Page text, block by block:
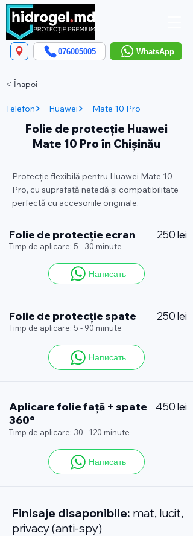
WhatsApp
076005005
< Înapoi
Telefon Huawei Mate 10 Pro
Folie de protecție Huawei
Mate 10 Pro în Chișinău
Protecție flexibilă pentru Huawei Mate 10
Pro, cu suprafață netedă și compatibilitate
perfectă cu accesoriile originale.
Folie de protecție ecran 250 lei
Timp de aplicare: 5 - 30 minute
Написать
Folie de protecție spate 250 lei
Timp de aplicare: 5 - 90 minute
Написать
Aplicare folie față + spate
360°
450 lei
Timp de aplicare: 30 - 120 minute
Написать
Finisaje disaponibile: mat, lucit,
privacy (anti-spy)